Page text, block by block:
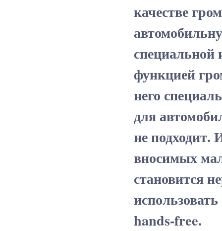
качестве
специальной
функцией
него
для
не подходит.
вносимых
становится
hands-free.